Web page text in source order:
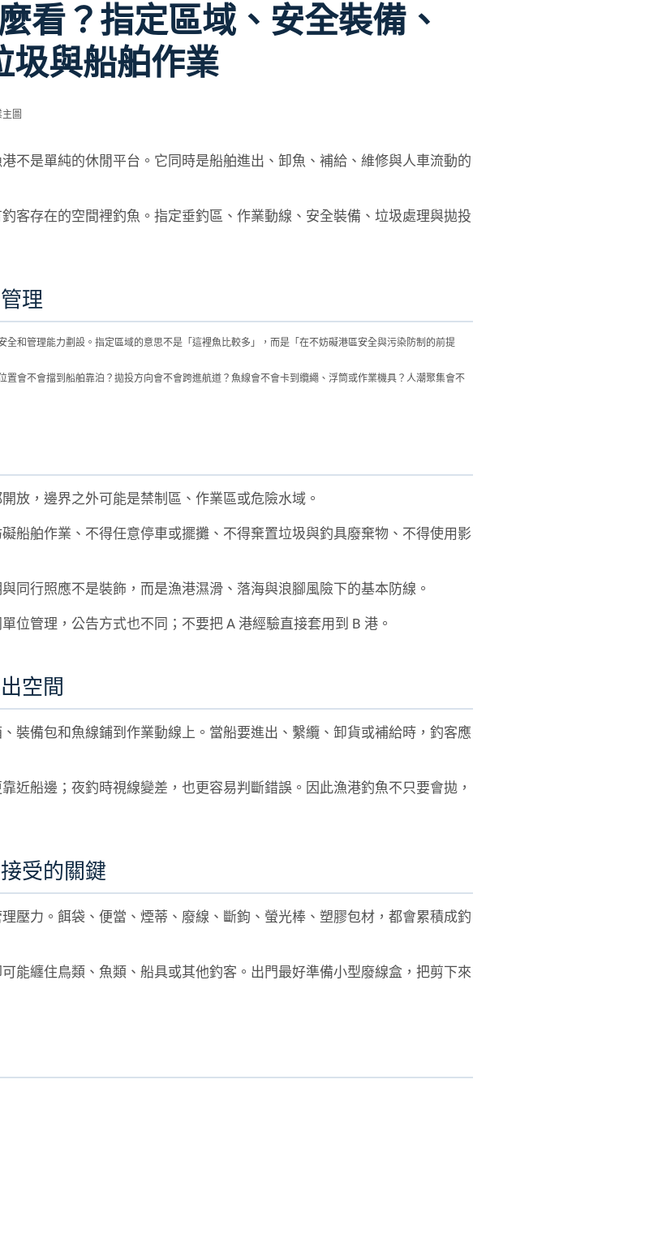
看？指定區域、安全裝備、
圾與船舶作業
不是單純的休閒平台。它同時是船舶進出、卸魚、補給、維修與人車流動的
客存在的空間裡釣魚。指定垂釣區、作業動線、安全裝備、垃圾處理與拋投
理
和管理能力劃設。指定區域的意思不是「這裡魚比較多」，而是「在不妨礙港區安全與污染防制的前提
會不會擋到船舶靠泊？拋投方向會不會跨進航道？魚線會不會卡到纜繩、浮筒或作業機具？人潮聚集會不
放，邊界之外可能是禁制區、作業區或危險水域。
船舶作業、不得任意停車或擺攤、不得棄置垃圾與釣具廢棄物、不得使用影
同行照應不是裝飾，而是漁港濕滑、落海與浪腳風險下的基本防線。
位管理，公告方式也不同；不要把 A 港經驗直接套用到 B 港。
空間
裝備包和魚線鋪到作業動線上。當船要進出、繫纜、卸貨或補給時，釣客應
近船邊；夜釣時視線變差，也更容易判斷錯誤。因此漁港釣魚不只要會拋，
受的關鍵
壓力。餌袋、便當、煙蒂、廢線、斷鉤、螢光棒、塑膠包材，都會累積成釣
能纏住鳥類、魚類、船具或其他釣客。出門最好準備小型廢線盒，把剪下來